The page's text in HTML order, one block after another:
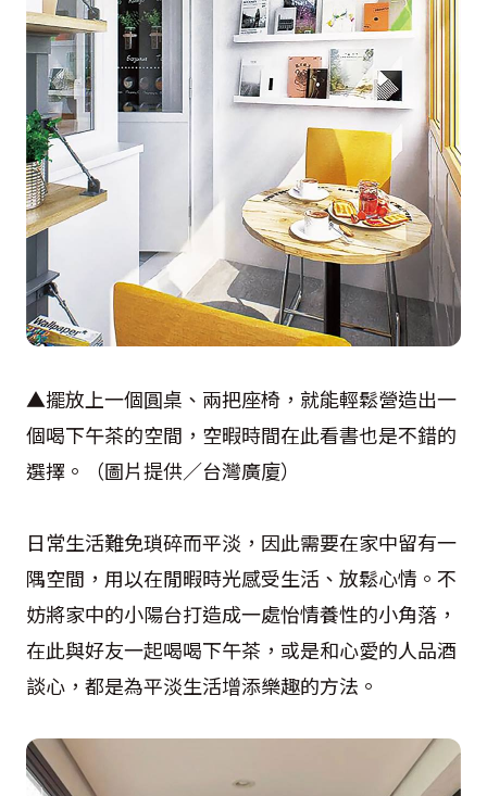
▲擺放上一個圓桌、兩把座椅，就能輕鬆營造出一
個喝下午茶的空間，空暇時間在此看書也是不錯的
選擇。（圖片提供／台灣廣廈）
日常生活難免瑣碎而平淡，因此需要在家中留有一
隅空間，用以在閒暇時光感受生活、放鬆心情。不
妨將家中的小陽台打造成一處怡情養性的小角落，
在此與好友一起喝喝下午茶，或是和心愛的人品酒
談心，都是為平淡生活增添樂趣的方法。